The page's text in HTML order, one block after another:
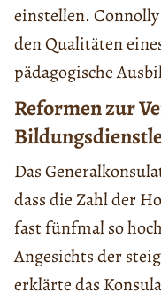
einstellen.
den Qualitäten
pädagogische
Reformen zur
Das
dass die Zahl der
fast fünfmal so
Angesichts der
erklärte das